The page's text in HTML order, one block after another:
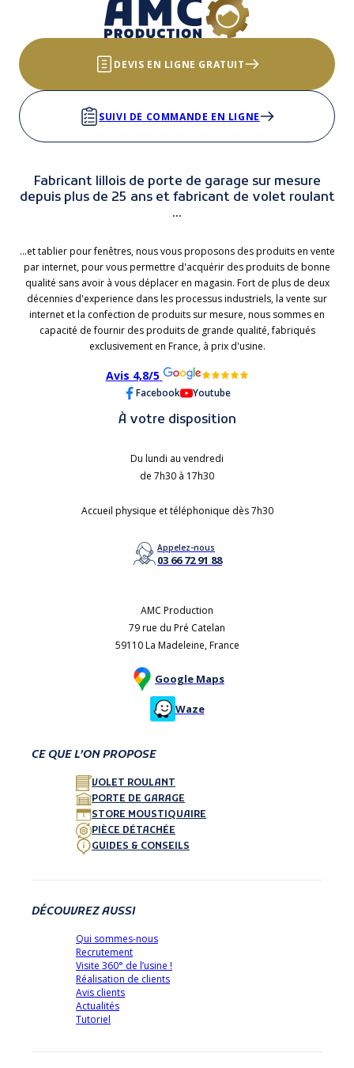
DEVIS EN LIGNE GRATUIT
SUIVI DE COMMANDE EN LIGNE
Fabricant lillois de porte de garage sur mesure
depuis plus de 25 ans et fabricant de volet roulant
...
...et tablier pour fenêtres, nous vous proposons des produits en vente
par internet, pour vous permettre d'acquérir des produits de bonne
qualité sans avoir à vous déplacer en magasin. Fort de plus de deux
décennies d'experience dans les processus industriels, la vente sur
internet et la confection de produits sur mesure, nous sommes en
capacité de fournir des produits de grande qualité, fabriqués
exclusivement en France, à prix d'usine.
Avis 4,8/5
Facebook Youtube
À votre disposition
Du lundi au vendredi
de 7h30 à 17h30
Accueil physique et téléphonique dès 7h30
Appelez-nous
03 66 72 91 88
AMC Production
79 rue du Pré Catelan
59110 La Madeleine, France
Google Maps
Waze
CE QUE L’ON PROPOSE
VOLET ROULANT
PORTE DE GARAGE
STORE MOUSTIQUAIRE
PIÈCE DÉTACHÉE
GUIDES & CONSEILS
DÉCOUVREZ AUSSI
Qui sommes-nous
Recrutement
Visite 360° de l’usine !
Réalisation de clients
Avis clients
Actualités
Tutoriel